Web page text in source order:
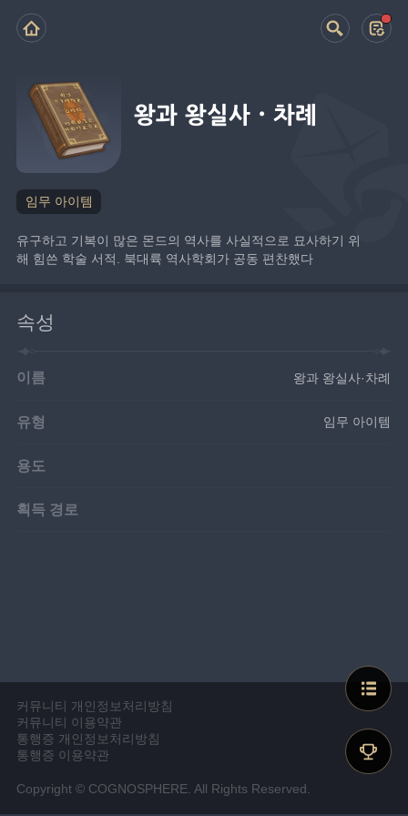
왕과 왕실사·차례
임무 아이템
유구하고 기복이 많은 몬드의 역사를 사실적으로 묘사하기 위
해 힘쓴 학술 서적. 북대륙 역사학회가 공동 편찬했다
속성
이름 왕과 왕실사·차례
유형 임무 아이템
용도
획득 경로
커뮤니티 개인정보처리방침
커뮤니티 이용약관
통행증 개인정보처리방침
통행증 이용약관
Copyright © COGNOSPHERE. All Rights Reserved.